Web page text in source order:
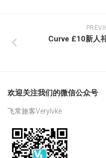
Curve £10新人
欢迎关注我们的微信公众号
飞常旅客Verylvke